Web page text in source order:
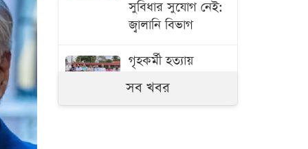
সুবিধার সুযোগ নেই:
জ্বালানি বিভাগ
গৃহকর্মী হত্যায়
অভিযুক্ত শিক্ষিকার
বিচার দাবিতে
সব খবর